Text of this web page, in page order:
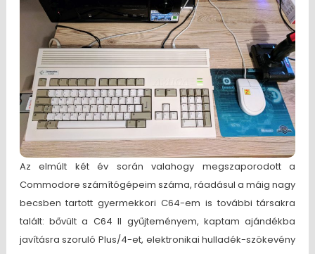
Az elmúlt két év során valahogy megszaporodott a
Commodore számítógépeim száma, ráadásul a máig nagy
becsben tartott gyermekkori C64-em is további társakra
talált: bővült a C64 II gyűjteményem, kaptam ajándékba
javításra szoruló Plus/4-et, elektronikai hulladék-szökevény